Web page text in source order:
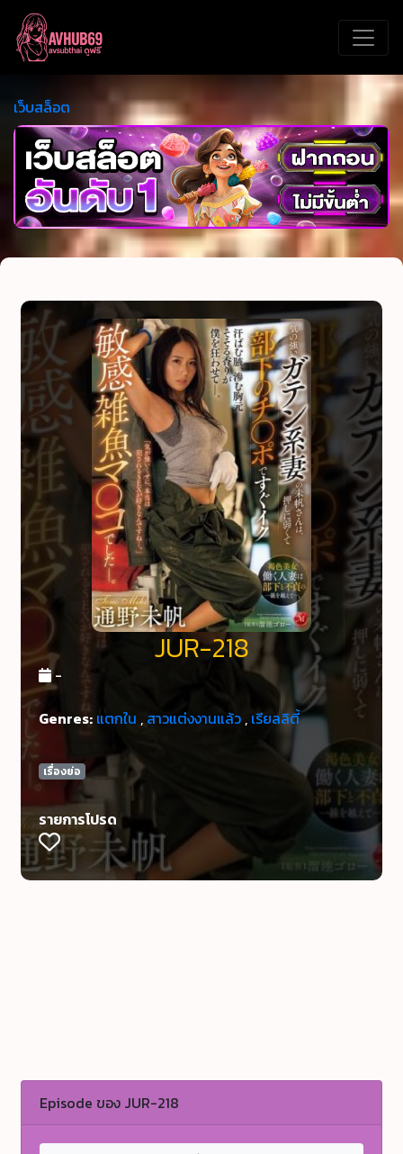
เว็บสล็อต
JUR-218
-
Genres: แตกใน , สาวแต่งงานแล้ว , เรียลลิตี้
เรื่องย่อ
รายการโปรด
Episode ของ JUR-218